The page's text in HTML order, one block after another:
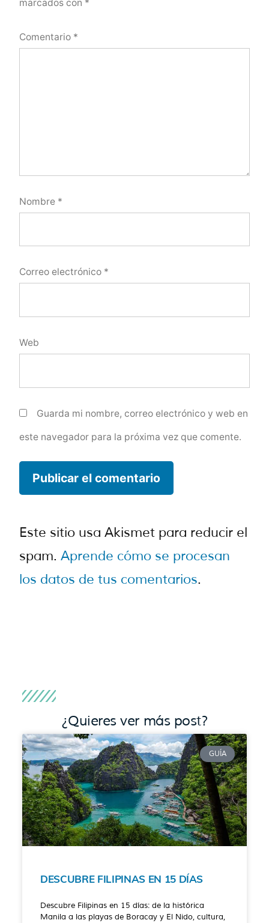
marcados con *
Comentario *
Nombre *
Correo electrónico *
Web
Guarda mi nombre, correo electrónico y web en
este navegador para la próxima vez que comente.
Este sitio usa Akismet para reducir el
spam. Aprende cómo se procesan
los datos de tus comentarios.
¿Quieres ver más post?
GUÍA
DESCUBRE FILIPINAS EN 15 DÍAS
Descubre Filipinas en 15 días: de la histórica
Manila a las playas de Boracay y El Nido, cultura,